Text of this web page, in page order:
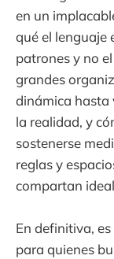
en un
qué el lenguaje
patrones y no
grandes
dinámica hasta
la realidad, y
sostenerse
reglas y
compartan
En definitiva,
para quienes